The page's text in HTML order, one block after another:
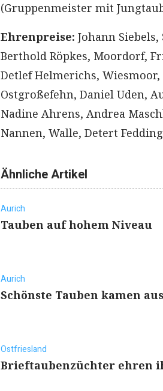
(Gruppenmeister mit
Ehrenpreise: Johann
Berthold Röpkes, Moordorf,
Detlef Helmerichs,
Ostgroßefehn, Daniel Uden,
Nadine Ahrens, Andrea
Nannen, Walle, Detert
Ähnliche Artikel
Aurich
Tauben auf hohem Niveau
Aurich
Schönste Tauben kamen
Ostfriesland
Brieftaubenzüchter ehren